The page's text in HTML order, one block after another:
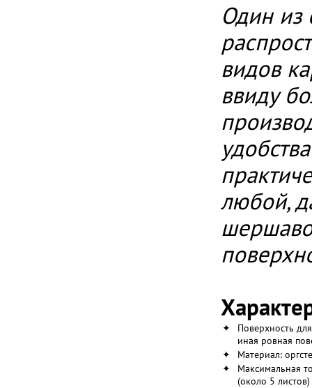
Один из
видов
ввиду
любой,
✦
Поверхность
иная ровная
✦
Материал:
✦
Максимальная
(около 5 листов)